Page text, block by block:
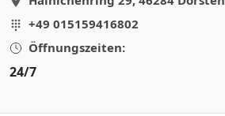
+49 015159416802
Öffnungszeiten:
24/7